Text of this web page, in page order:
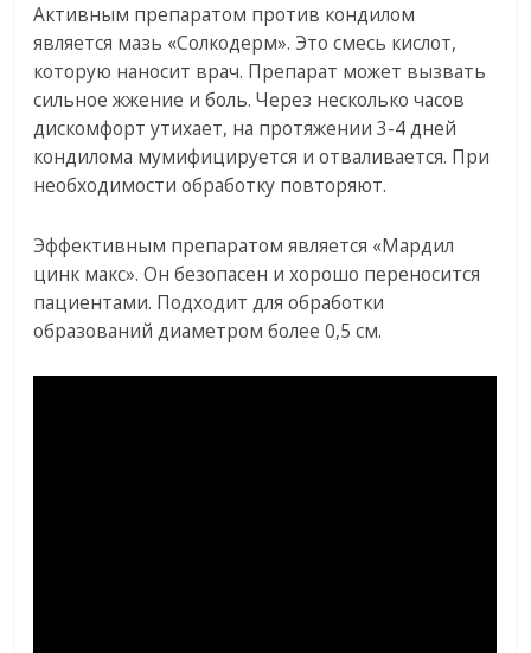
Активным препаратом против кондилом
является мазь «Солкодерм». Это смесь кислот,
которую наносит врач. Препарат может вызвать
сильное жжение и боль. Через несколько часов
дискомфорт утихает, на протяжении 3-4 дней
кондилома мумифицируется и отваливается. При
необходимости обработку повторяют.
Эффективным препаратом является «Мардил
цинк макс». Он безопасен и хорошо переносится
пациентами. Подходит для обработки
образований диаметром более 0,5 см.